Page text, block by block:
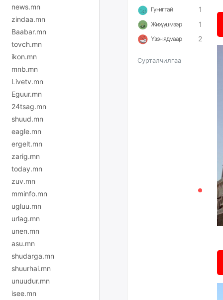
news.mn
zindaa.mn
Baabar.mn
tovch.mn
ikon.mn
mnb.mn
Livetv.mn
Eguur.mn
24tsag.mn
shuud.mn
eagle.mn
ergelt.mn
zarig.mn
today.mn
zuv.mn
mminfo.mn
ugluu.mn
urlag.mn
unen.mn
asu.mn
shudarga.mn
shuurhai.mn
unuudur.mn
isee.mn
Гунигтай 1
Жихүүцмээр 1
Үзэн ядмаар 2
Сурталчилгаа